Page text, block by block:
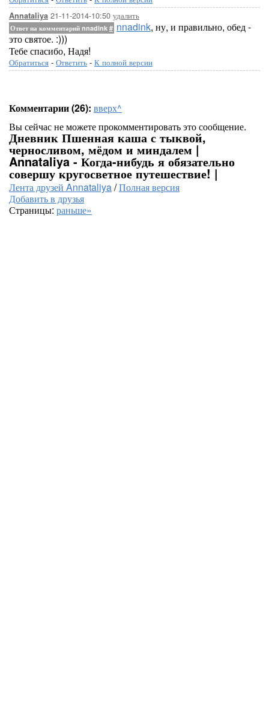
Annataliya 21-11-2014-10:50 удалить
Ответ на комментарий nnadink # nnadink, ну, и правильно, обед -
это святое. :)))
Тебе спасибо, Надя!
Обратиться - Ответить - К полной версии
Комментарии (26): вверх^
Вы сейчас не можете прокомментировать это сообщение.
Дневник Пшенная каша с тыквой,
черносливом, мёдом и миндалем |
Annataliya - Когда-нибудь я обязательно
совершу кругосветное путешествие! |
Лента друзей Annataliya/Полная версия
Добавить в друзья
Страницы: раньше»